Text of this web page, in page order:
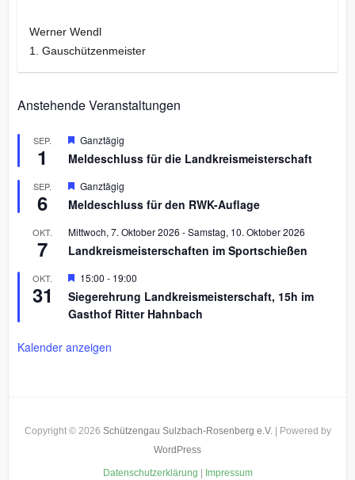
Werner Wendl
1. Gauschützenmeister
Anstehende Veranstaltungen
SEP.
1
H
r
o
r
e
h
o
e
Ganztägig
Meldeschluss für die Landkreismeisterschaft
SEP.
6
H
r
o
r
e
h
o
b
Ganztägig
Meldeschluss für den RWK-Auflage
OKT.
7
Mittwoch, 7. Oktober 2026 -Samstag, 10. Oktober 2026
Landkreismeisterschaften im Sportschießen
OKT.
31
H
r
v
g
n
15:00 - 19:00
Siegerehrung Landkreismeisterschaft, 15h im
Gasthof Ritter Hahnbach
Kalender anzeigen
Copyright © 2026 Schützengau Sulzbach-Rosenberg e.V.| Powered by
WordPress
Datenschutzerklärung Impressum